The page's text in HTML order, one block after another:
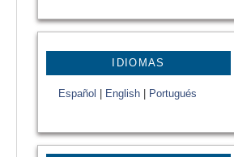
IDIOMAS
Español English Portugués